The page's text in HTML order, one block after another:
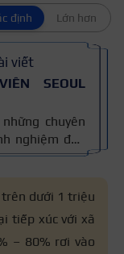
định Lớn hơn
viết
SEOUL
chuyên
nghiệm đào
thẩm mỹ
Nội dung bài
giáo trình
giảng dạy
cập nhật
dưới 1 triệu
tiếp xúc với xã
– 80% rơi vào